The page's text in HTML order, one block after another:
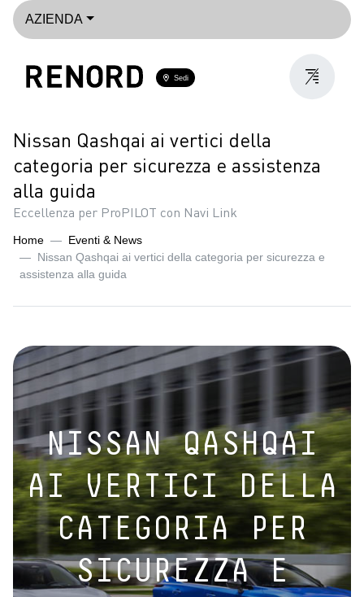
AZIENDA
Sedi
Nissan Qashqai ai vertici della
categoria per sicurezza e assistenza
alla guida
Eccellenza per ProPILOT con Navi Link
Home
Eventi & News
Nissan Qashqai ai vertici della categoria per sicurezza e
assistenza alla guida
NISSAN QASHQAI
AI VERTICI DELLA
CATEGORIA PER
SICUREZZA E